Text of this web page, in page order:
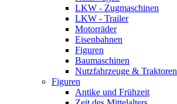
LKW - Zugmaschinen
LKW - Trailer
Motorräder
Eisenbahnen
Figuren
Baumaschinen
Nutzfahrzeuge & Traktoren
Figuren
Antike und Frühzeit